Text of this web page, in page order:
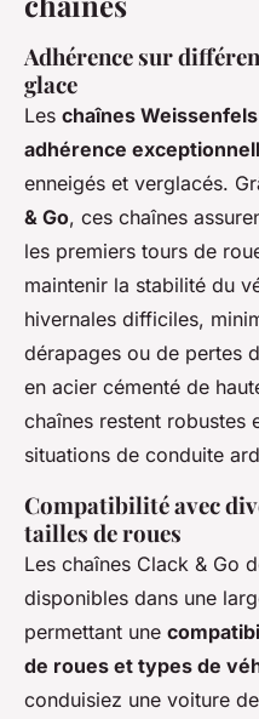
Adhérence sur
glace
Les chaînes Weissenfels
adhérence
enneigés et verglacés.
& Go, ces chaînes
les premiers tours de
maintenir la stabilité du
hivernales difficiles,
dérapages ou de pertes
en acier cémenté de
chaînes restent robustes
situations de conduite
Compatibilité avec
tailles de roues
Les chaînes Clack & Go
disponibles dans une
permettant une
de roues et types de
conduisiez une voiture